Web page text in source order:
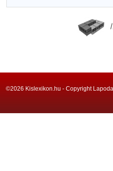
©2026 Kislexikon.hu - Copyright